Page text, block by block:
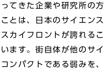
てきた企業や研究所の方
とは、日本のサイエンス
カイフロントが誇れるこ
ます。街自体が他のサイ
ンパクトである弱みを、